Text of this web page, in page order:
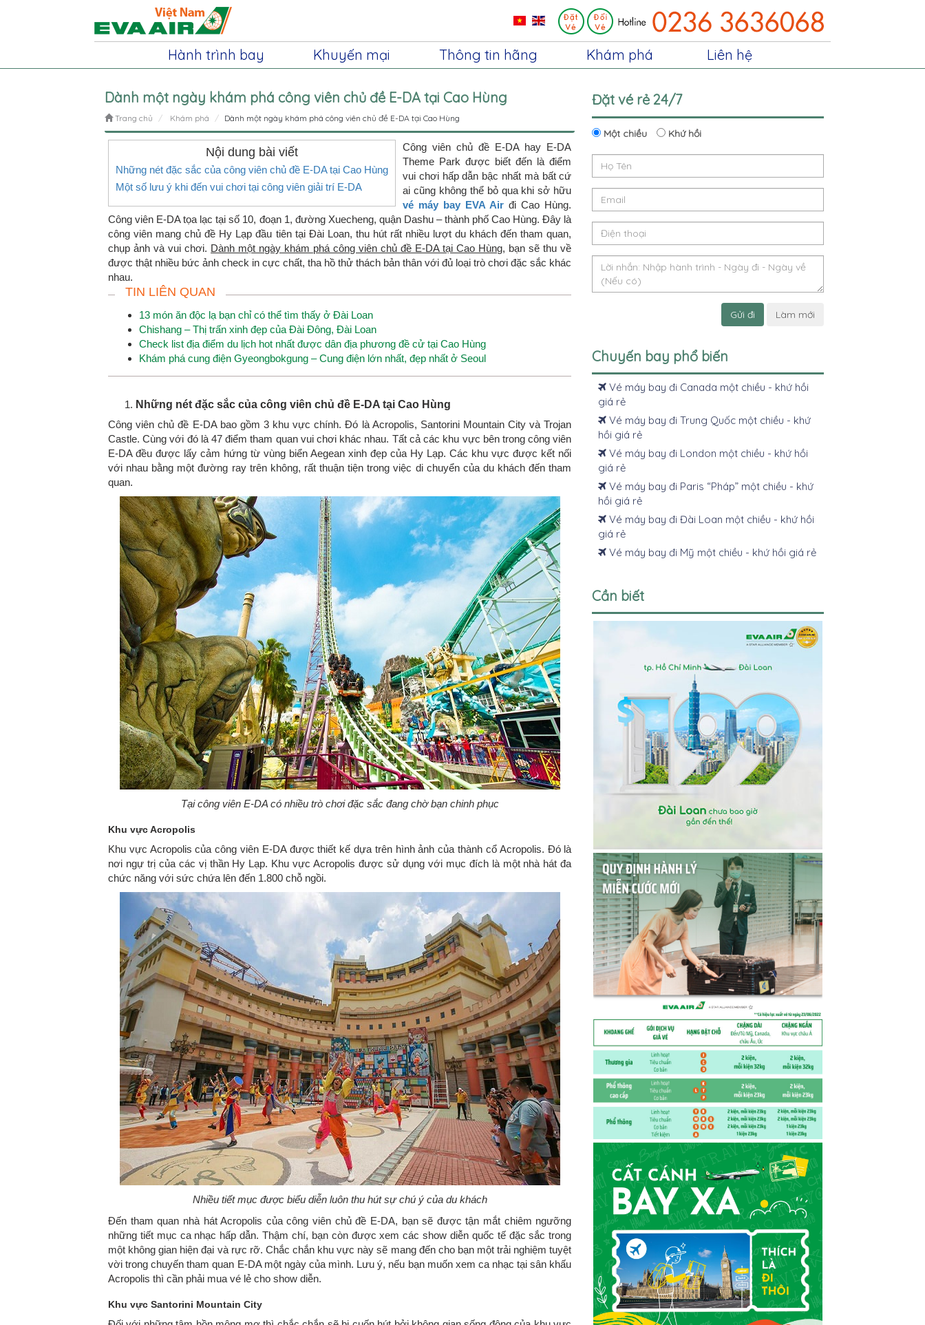
Hành trình bay Khuyến mại Thông tin hãng Khám phá Liên hệ
Dành một ngày khám phá công viên chủ đề E-DA tại Cao Hùng
Trang chủ Khám phá Dành một ngày khám phá công viên chủ đề E-DA tại Cao Hùng
Nội dung bài viết
Những nét đặc sắc của công viên chủ đề E-DA tại Cao Hùng
Một số lưu ý khi đến vui chơi tại công viên giải trí E-DA
Công viên chủ đề E-DA hay E-DA
Theme Park được biết đến là điểm
vui chơi hấp dẫn bậc nhất mà bất cứ
ai cũng không thể bỏ qua khi sở hữu
vé máy bay EVA Air đi Cao Hùng.
Công viên E-DA tọa lạc tại số 10, đoạn 1, đường Xuecheng, quận Dashu – thành phố Cao Hùng. Đây là
công viên mang chủ đề Hy Lạp đầu tiên tại Đài Loan, thu hút rất nhiều lượt du khách đến tham quan,
chụp ảnh và vui chơi. Dành một ngày khám phá công viên chủ đề E-DA tại Cao Hùng, bạn sẽ thu về
được thật nhiều bức ảnh check in cực chất, tha hồ thử thách bản thân với đủ loại trò chơi đặc sắc khác
nhau.
TIN LIÊN QUAN
13 món ăn độc lạ bạn chỉ có thể tìm thấy ở Đài Loan
Chishang – Thị trấn xinh đẹp của Đài Đông, Đài Loan
Check list địa điểm du lịch hot nhất được dân địa phương đề cử tại Cao Hùng
Khám phá cung điện Gyeongbokgung – Cung điện lớn nhất, đẹp nhất ở Seoul
Những nét đặc sắc của công viên chủ đề E-DA tại Cao Hùng
Công viên chủ đề E-DA bao gồm 3 khu vực chính. Đó là Acropolis, Santorini Mountain City và Trojan
Castle. Cùng với đó là 47 điểm tham quan vui chơi khác nhau. Tất cả các khu vực bên trong công viên
E-DA đều được lấy cảm hứng từ vùng biển Aegean xinh đẹp của Hy Lạp. Các khu vực được kết nối
với nhau bằng một đường ray trên không, rất thuận tiện trong việc di chuyển của du khách đến tham
quan.
Tại công viên E-DA có nhiều trò chơi đặc sắc đang chờ bạn chinh phục
Khu vực Acropolis
Khu vực Acropolis của công viên E-DA được thiết kế dựa trên hình ảnh của thành cổ Acropolis. Đó là
nơi ngự trị của các vị thần Hy Lạp. Khu vực Acropolis được sử dụng với mục đích là một nhà hát đa
chức năng với sức chứa lên đến 1.800 chỗ ngồi.
Nhiều tiết mục được biểu diễn luôn thu hút sự chú ý của du khách
Đến tham quan nhà hát Acropolis của công viên chủ đề E-DA, bạn sẽ được tận mắt chiêm ngưỡng
những tiết mục ca nhạc hấp dẫn. Thậm chí, bạn còn được xem các show diễn quốc tế đặc sắc trong
một không gian hiện đại và rực rỡ. Chắc chắn khu vực này sẽ mang đến cho bạn một trải nghiệm tuyệt
vời trong chuyến tham quan E-DA một ngày của mình. Lưu ý, nếu bạn muốn xem ca nhạc tại sân khấu
Acropolis thì cần phải mua vé lẻ cho show diễn.
Khu vực Santorini Mountain City
Đặt vé rẻ 24/7
Một chiều Khứ hồi
Gửi đi Làm mới
Chuyến bay phổ biến
Vé máy bay đi Canada một chiều - khứ hồi
giá rẻ
Vé máy bay đi Trung Quốc một chiều - khứ
hồi giá rẻ
Vé máy bay đi London một chiều - khứ hồi
giá rẻ
Vé máy bay đi Paris “Pháp” một chiều - khứ
hồi giá rẻ
Vé máy bay đi Đài Loan một chiều - khứ hồi
giá rẻ
Vé máy bay đi Mỹ một chiều - khứ hồi giá rẻ
Cần biết